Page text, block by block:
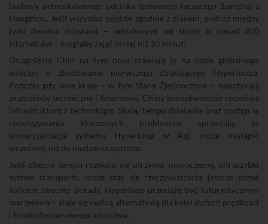
budowy pełnoskalowego odcinka testowego łączącego Szanghaj z
Hangzhou. Jeśli wszystko pójdzie zgodnie z planem, podróż między
tymi dwoma miastami – oddalonymi od siebie o ponad 200
kilometrów – mogłaby zająć mniej niż 10 minut.
Osiągnięcia Chin na tym polu stawiają je na czele globalnego
wyścigu o zbudowanie pierwszego działającego Hyperloopa.
Podczas gdy inne kraje – w tym Stany Zjednoczone – napotykają
przeszkody techniczne i finansowe, Chiny konsekwentnie rozwijają
infrastrukturę i technologię. Skala, tempo działania oraz postęp w
rozwiązywaniu kluczowych problemów sprawiają, że
komercjalizacja systemu Hyperloop w Azji może nastąpić
wcześniej, niż do niedawna sądzono.
Jeśli obecne tempo rozwoju się utrzyma, nowoczesny, ultraszybki
system transportu może stać się rzeczywistością jeszcze przed
końcem obecnej dekady. Hyperloop przestaje być futurystycznym
marzeniem – staje się realną alternatywą dla kolei dużych prędkości
i krótkodystansowego lotnictwa.